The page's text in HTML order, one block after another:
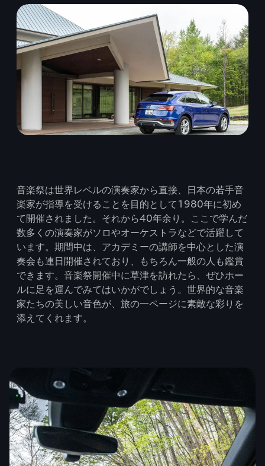
音楽祭は世界レベルの演奏家から直接、日本の若手音
楽家が指導を受けることを目的として1980年に初め
て開催されました。それから40年余り。ここで学んだ
数多くの演奏家がソロやオーケストラなどで活躍して
います。期間中は、アカデミーの講師を中心とした演
奏会も連日開催されており、もちろん一般の人も鑑賞
できます。音楽祭開催中に草津を訪れたら、ぜひホー
ルに足を運んでみてはいかがでしょう。世界的な音楽
家たちの美しい音色が、旅の一ページに素敵な彩りを
添えてくれます。